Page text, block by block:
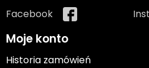
Facebook
Moje konto
Historia zamówień